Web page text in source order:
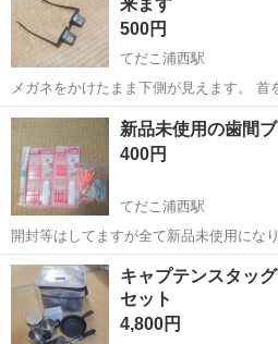
500円
てだこ浦西駅
メガネをかけたまま下側が見えます。 首
等を読めます。 首が痛い方にもおすすめです。 仰向けに寝
ある為安くしてます。 受...
沖縄 宜野湾市 てだこ浦西駅
新品未使用の歯間
400円
てだこ浦西駅
開封等はしてますが全て新品未使用になります。 今後使用
無いので出品しました。 受渡し場所はセブンイレブン宜野湾長田1丁
目店の駐車場でお願いいたします、日程
沖縄 宜野湾市 てだこ浦西駅
キャプテンスタッ
セット
4,800円